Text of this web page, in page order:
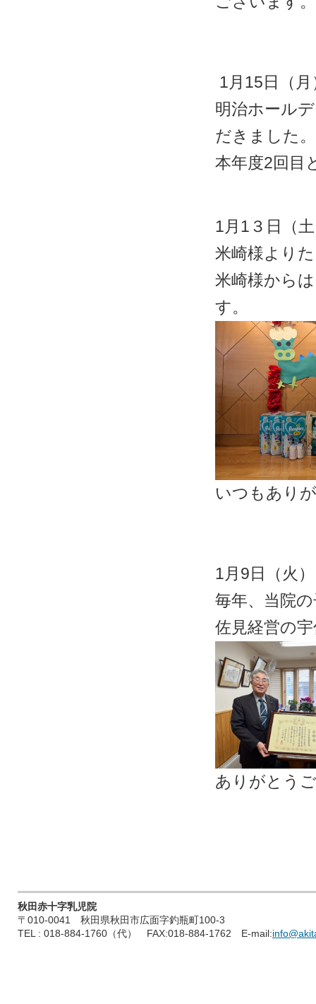
1月15日（月
明治ホール
だきました。
本年度2回目
1月1３日（
米崎様より
米崎様から
す。
いつもあり
1月9日（火）
毎年、当院
佐見経営の
ありがとう
秋田赤十字乳児院
〒010-0041 秋田県秋田市広面字釣瓶町100-3
TEL : 018-884-1760（代） FAX:018-884-1762 E-mail: